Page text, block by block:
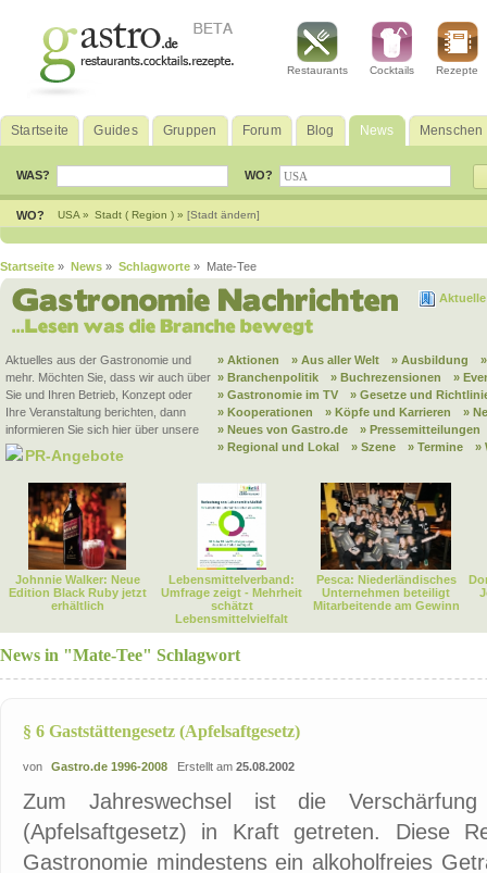
Restaurants Cocktails Rezepte
Startseite Guides Gruppen Forum Blog News Menschen
WAS? WO?
WO? USA » Stadt ( Region ) » [Stadt ändern]
Startseite » News » Schlagworte » Mate-Tee
Aktuelles aus der Gastronomie und
mehr. Möchten Sie, dass wir auch über
Sie und Ihren Betrieb, Konzept oder
Ihre Veranstaltung berichten, dann
informieren Sie sich hier über unsere
PR-Angebote
» Aktionen » Aus aller Welt » Ausbildung
» Branchenpolitik
» Buchrezensionen
»
» Gastronomie im TV
» Gesetze und
» Kooperationen
» Köpfe und Karrieren
»
» Neues von Gastro.de
» Pressemitteilungen
» Regional und Lokal
» Szene » Termine »
Johnnie Walker: Neue
Edition Black Ruby jetzt
erhältlich
Lebensmittelverband:
Umfrage zeigt - Mehrheit
schätzt
Lebensmittelvielfalt
Pesca: Niederländisches
Unternehmen beteiligt
Mitarbeitende am Gewinn
News in "Mate-Tee" Schlagwort
§ 6 Gaststättengesetz (Apfelsaftgesetz)
von Gastro.de 1996-2008 Erstellt am 25.08.2002
Zum Jahreswechsel ist die
(Apfelsaftgesetz) in Kraft getreten. Diese
Gastronomie mindestens ein alkoholfreies